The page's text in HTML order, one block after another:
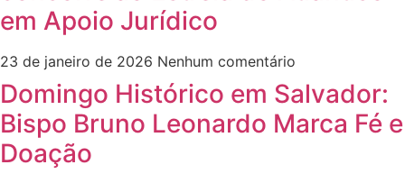
em Apoio Jurídico
23 de janeiro de 2026 Nenhum comentário
Domingo Histórico em Salvador:
Bispo Bruno Leonardo Marca Fé e
Doação